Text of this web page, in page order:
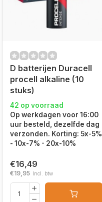
D batterijen Duracell
procell alkaline (10
stuks)
42 op voorraad
Op werkdagen voor 16:00
uur besteld, dezelfde dag
verzonden. Korting: 5x-5%
- 10x-7% - 20x-10%
€16,49
€19,95 Incl. btw